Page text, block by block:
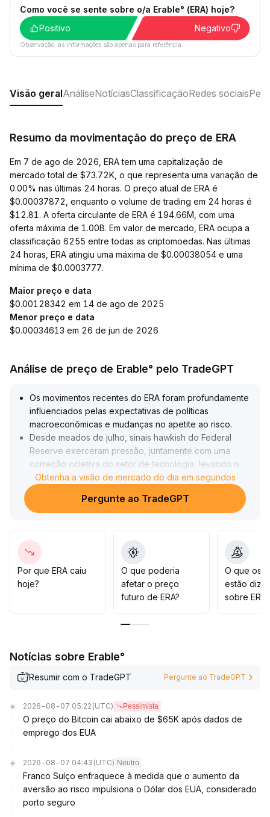
Como você se sente sobre o/a Erable° (ERA) hoje?
Positivo
Negativo
Observação: as informações são apenas para referência.
Visão geralAnáliseNotíciasClassificaçãoRedes sociais
Resumo da movimentação do preço de ERA
Em 7 de ago de 2026, ERA tem uma capitalização de
mercado total de $73.72K, o que representa uma variação de
0.00% nas últimas 24 horas. O preço atual de ERA é
$0.00037872, enquanto o volume de trading em 24 horas é
$12.81. A oferta circulante de ERA é 194.66M, com uma
oferta máxima de 1.00B. Em valor de mercado, ERA ocupa a
classificação 6255 entre todas as criptomoedas. Nas últimas
24 horas, ERA atingiu uma máxima de $0.00038054 e uma
mínima de $0.0003777.
Maior preço e data
$0.00128342 em 14 de ago de 2025
Menor preço e data
$0.00034613 em 26 de jun de 2026
Análise de preço de Erable° pelo TradeGPT
Os movimentos recentes do ERA foram profundamente
influenciados pelas expectativas de políticas
macroeconômicas e mudanças no apetite ao risco.
Desde meados de julho, sinais hawkish do Federal
Reserve exerceram pressão, juntamente com uma
correção coletiva do setor de tecnologia, levando o
preço do ERA a cair sucessivamente abaixo de níveis
de suporte, com rápida saída de capitais de curto
altas acentuadas revelou fragilidade no sentimento do
mercado
No início de agosto, fatores geopolíticos e a alta das
ações americanas impulsionaram uma recuperação
técnica do ERA, que atualmente oscila entre US$ 0,063
Recomenda-se observar testes repetidos dos suportes
conforme a política macroeconômica e dinâmica de
fluxos de capital.
estratégias de venda nas altas e compra nas baixas
dentro do intervalo; investidores conservadores devem
permanecer atentos
Obtenha a visão de mercado do dia em segundos
Pergunte ao TradeGPT
Por que ERA caiu
hoje?
O que poderia
afetar o preço
futuro de ERA?
O que os
estão
sobre ERA?
Notícias sobre Erable°
Resumir com o TradeGPT Pergunte ao TradeGPT
2026-08-07 05:22 (UTC) Pessimista
O preço do Bitcoin cai abaixo de $65K após dados de
emprego dos EUA
2026-08-07 04:43 (UTC) Neutro
Franco Suíço enfraquece à medida que o aumento da
aversão ao risco impulsiona o Dólar dos EUA, considerado
porto seguro